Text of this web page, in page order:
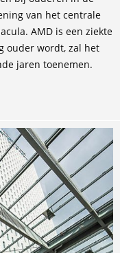
van het centrale
AMD is een ziekte
ouder wordt, zal het
jaren toenemen.